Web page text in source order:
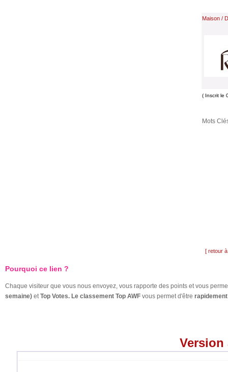
Maison /
( Inscrit le
Mots
[ retour
Pourquoi ce lien ?
Chaque visiteur que vous nous envoyez, vous rapporte des points et vous
semaine) etTop Votes. Le classement Top AWF vous permet d'être
Version